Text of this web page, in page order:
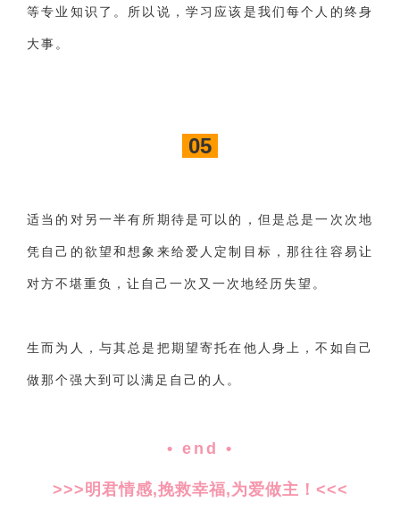
等专业知识了。所以说，学习应该是我们每个人的终身
大事。
05
适当的对另一半有所期待是可以的，但是总是一次次地
凭自己的欲望和想象来给爱人定制目标，那往往容易让
对方不堪重负，让自己一次又一次地经历失望。
生而为人，与其总是把期望寄托在他人身上，不如自己
做那个强大到可以满足自己的人。
• end •
>>>明君情感,挽救幸福,为爱做主！<<<